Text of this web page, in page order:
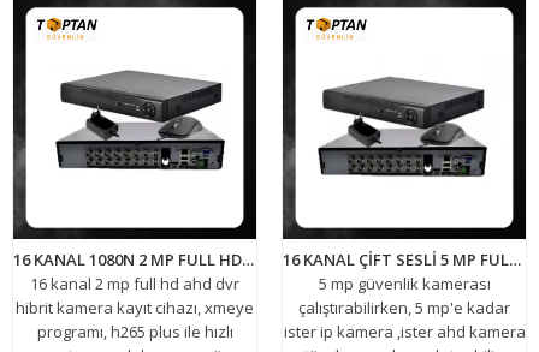
16 KANAL 1080N 2 MP FULL HD 5IN1 HİBRİT H265+ FONKSİYONEL KAMERA KAYIT CİHAZI DVR ARNA-4016
16 kanal 2 mp full hd ahd dvr
hibrit kamera kayıt cihazı, xmeye
programı, h265 plus ile hızlı
16 KANAL ÇİFT SESLİ 5 MP FULL HD 5IN1 HİBRİT H265+ FONKSİYONEL KAMERA KAYIT CİHAZI DVR ARNA-4516
5 mp güvenlik kamerası
çalıştırabilirken, 5 mp'e kadar
ister ip kamera ,ister ahd kamera